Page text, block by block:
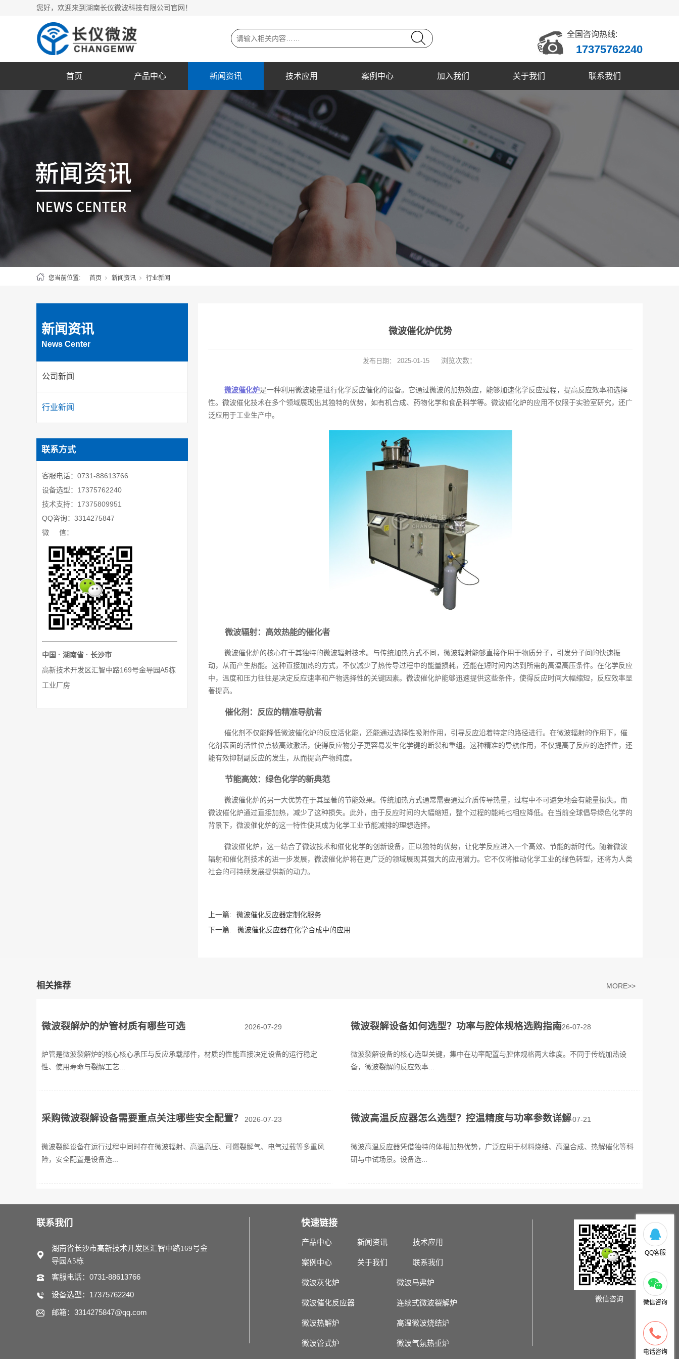
您好，欢迎来到湖南长仪微波科技有限公司官网！
全国咨询热线:
17375762240
首页 产品中心 新闻资讯 技术应用 案例中心 加入我们 关于我们 联系我们
您当前位置: 首页 新闻资讯 行业新闻
新闻资讯
News Center
公司新闻
行业新闻
联系方式
客服电话：0731-88613766
设备选型：17375762240
技术支持：17375809951
QQ咨询：3314275847
微 信：
中国 · 湖南省 · 长沙市
高新技术开发区汇智中路169号金导园A5栋
工业厂房
微波催化炉优势
发布日期： 2025-01-15 浏览次数：
微波催化炉是一种利用微波能量进行化学反应催化的设备。它通过微波的加热效应，能够加速化学反应过程，提高反应效率和选择
性。微波催化技术在多个领域展现出其独特的优势，如有机合成、药物化学和食品科学等。微波催化炉的应用不仅限于实验室研究，还广
泛应用于工业生产中。
微波辐射：高效热能的催化者
微波催化炉的核心在于其独特的微波辐射技术。与传统加热方式不同，微波辐射能够直接作用于物质分子，引发分子间的快速振
动，从而产生热能。这种直接加热的方式，不仅减少了热传导过程中的能量损耗，还能在短时间内达到所需的高温高压条件。在化学反应
中，温度和压力往往是决定反应速率和产物选择性的关键因素。微波催化炉能够迅速提供这些条件，使得反应时间大幅缩短，反应效率显
著提高。
催化剂：反应的精准导航者
催化剂不仅能降低微波催化炉的反应活化能，还能通过选择性吸附作用，引导反应沿着特定的路径进行。在微波辐射的作用下，催
化剂表面的活性位点被高效激活，使得反应物分子更容易发生化学键的断裂和重组。这种精准的导航作用，不仅提高了反应的选择性，还
能有效抑制副反应的发生，从而提高产物纯度。
节能高效：绿色化学的新典范
微波催化炉的另一大优势在于其显著的节能效果。传统加热方式通常需要通过介质传导热量，过程中不可避免地会有能量损失。而
微波催化炉通过直接加热，减少了这种损失。此外，由于反应时间的大幅缩短，整个过程的能耗也相应降低。在当前全球倡导绿色化学的
背景下，微波催化炉的这一特性使其成为化学工业节能减排的理想选择。
微波催化炉，这一结合了微波技术和催化化学的创新设备，正以独特的优势，让化学反应进入一个高效、节能的新时代。随着微波
辐射和催化剂技术的进一步发展，微波催化炉将在更广泛的领域展现其强大的应用潜力。它不仅将推动化学工业的绿色转型，还将为人类
社会的可持续发展提供新的动力。
上一篇:
微波催化反应器定制化服务
下一篇:
微波催化反应器在化学合成中的应用
相关推荐 MORE>>
微波裂解炉的炉管材质有哪些可选
炉管是微波裂解炉的核心核心承压与反应承载部件，材质的性能直接决定设备的运行稳定
性、使用寿命与裂解工艺...
2026-07-29 微波裂解设备如何选型？功率与腔体规格选购指南
微波裂解设备的核心选型关键，集中在功率配置与腔体规格两大维度。不同于传统加热设
备，微波裂解的反应效率...
2026-07-28
采购微波裂解设备需要重点关注哪些安全配置？
微波裂解设备在运行过程中同时存在微波辐射、高温高压、可燃裂解气、电气过载等多重风
险，安全配置是设备选...
2026-07-23 微波高温反应器怎么选型？控温精度与功率参数详解
微波高温反应器凭借独特的体相加热优势，广泛应用于材料烧结、高温合成、热解催化等科
研与中试场景。设备选...
2026-07-21
联系我们
湖南省长沙市高新技术开发区汇智中路169号金
导园A5栋
客服电话：0731-88613766
设备选型：17375762240
邮箱：3314275847@qq.com
快速链接
产品中心 新闻资讯 技术应用
案例中心 关于我们 联系我们
微波灰化炉 微波马弗炉
微波催化反应器 连续式微波裂解炉
微波热解炉 高温微波烧结炉
微波管式炉 微波气氛热重炉
微信咨询
QQ客服
微信咨询
电话咨询